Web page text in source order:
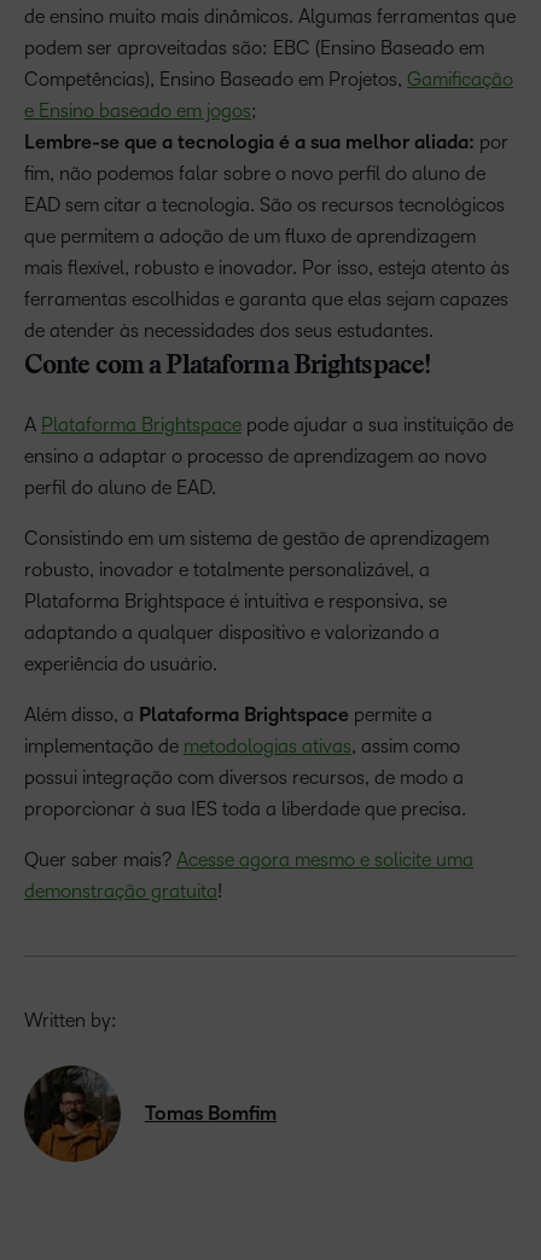
de ensino muito mais dinâmicos. Algumas ferramentas que
podem ser aproveitadas são: EBC (Ensino Baseado em
Competências), Ensino Baseado em Projetos, Gamificação
e Ensino baseado em jogos;
Lembre-se que a tecnologia é a sua melhor aliada: por
fim, não podemos falar sobre o novo perfil do aluno de
EAD sem citar a tecnologia. São os recursos tecnológicos
que permitem a adoção de um fluxo de aprendizagem
mais flexível, robusto e inovador. Por isso, esteja atento às
ferramentas escolhidas e garanta que elas sejam capazes
de atender às necessidades dos seus estudantes.
Conte com a Plataforma Brightspace!
A Plataforma Brightspace pode ajudar a sua instituição de
ensino a adaptar o processo de aprendizagem ao novo
perfil do aluno de EAD.
Consistindo em um sistema de gestão de aprendizagem
robusto, inovador e totalmente personalizável, a
Plataforma Brightspace é intuitiva e responsiva, se
adaptando a qualquer dispositivo e valorizando a
experiência do usuário.
Além disso, a Plataforma Brightspace permite a
implementação de metodologias ativas, assim como
possui integração com diversos recursos, de modo a
proporcionar à sua IES toda a liberdade que precisa.
Quer saber mais? Acesse agora mesmo e solicite uma
demonstração gratuita!
Written by:
Tomas Bomfim